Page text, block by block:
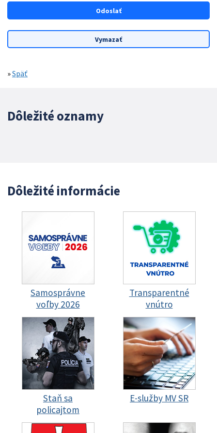
»Späť
Dôležité oznamy
Dôležité informácie
Samosprávne
voľby 2026
Transparentné
vnútro
Staň sa
policajtom
E-služby MV SR